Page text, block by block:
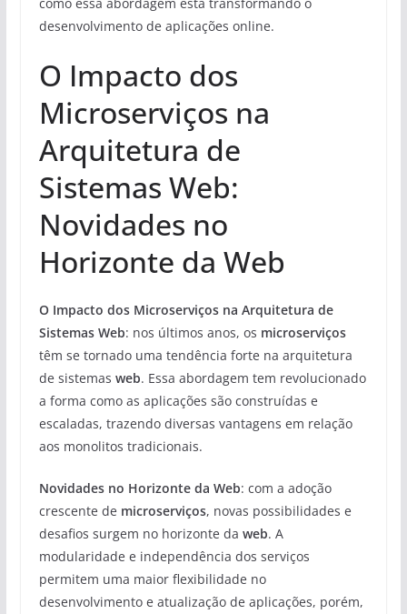
desenvolvimento de aplicações online.
O Impacto dos
Microserviços na
Arquitetura de
Sistemas Web:
Novidades no
Horizonte da Web
O Impacto dos Microserviços na Arquitetura de
Sistemas Web: nos últimos anos, os microserviços
têm se tornado uma tendência forte na arquitetura
de sistemas web. Essa abordagem tem revolucionado
a forma como as aplicações são construídas e
escaladas, trazendo diversas vantagens em relação
aos monolitos tradicionais.
Novidades no Horizonte da Web: com a adoção
crescente de microserviços, novas possibilidades e
desafios surgem no horizonte da web. A
modularidade e independência dos serviços
permitem uma maior flexibilidade no
desenvolvimento e atualização de aplicações, porém,